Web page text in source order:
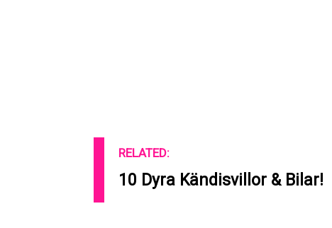
RELATED:
10 Dyra Kändisvillor & Bilar!